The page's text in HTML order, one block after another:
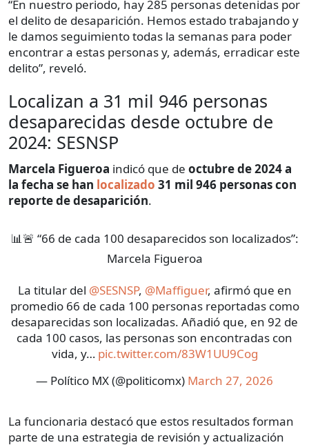
“En nuestro periodo, hay 285 personas detenidas por
el delito de desaparición. Hemos estado trabajando y
le damos seguimiento todas la semanas para poder
encontrar a estas personas y, además, erradicar este
delito”, reveló.
Localizan a 31 mil 946 personas
desaparecidas desde octubre de
2024: SESNSP
Marcela Figueroa indicó que de octubre de 2024 a
la fecha se han localizado 31 mil 946 personas con
reporte de desaparición.
📊🚨 “66 de cada 100 desaparecidos son localizados”:
Marcela Figueroa
La titular del @SESNSP, @Maffiguer, afirmó que en
promedio 66 de cada 100 personas reportadas como
desaparecidas son localizadas. Añadió que, en 92 de
cada 100 casos, las personas son encontradas con
vida, y… pic.twitter.com/83W1UU9Cog
— Político MX (@politicomx) March 27, 2026
La funcionaria destacó que estos resultados forman
parte de una estrategia de revisión y actualización